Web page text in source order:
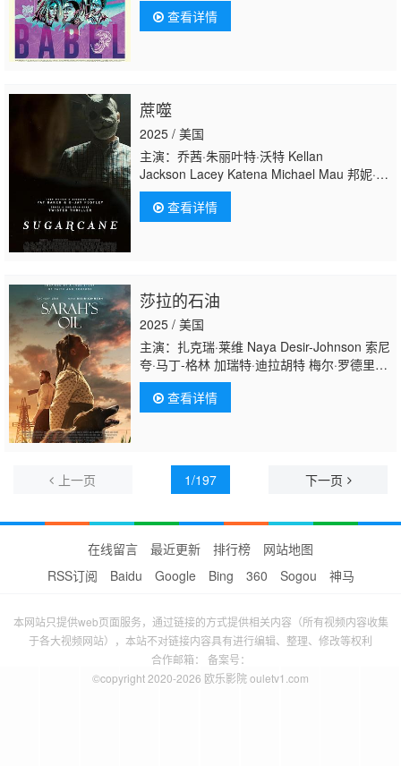
查看详情
蔗噬
2025 / 美国
主演：乔茜·朱丽叶特·沃特 Kellan
Jackson Lacey Katena Michael Mau 邦妮·布
鲁尔 Zach Ball Ashley Nicole Blake Haley
Johnson 妮可·凯茨 Cullen Lovelock Kevin J.
Stone Clarence Garner 贝内特·韦尔奇 Will
查看详情
莎拉的石油
2025 / 美国
主演：扎克瑞·莱维 Naya Desir-Johnson 索尼
夸·马丁-格林 加瑞特·迪拉胡特 梅尔·罗德里格
斯 布里吉特·瑞根 斯特里奥·萨万
特 Marco Fuller 汤姆·欧默 玛利亚·米切
尔 Ryan O'Quinn 罗伯特·古德曼 乔纳森·利普
查看详情
上一页 1/197 下一页
在线留言 最近更新 排行榜
网站地图
RSS订阅
Baidu Google Bing 360 Sogou 神马
本网站只提供web页面服务，通过链接的方式提供相关内容（所有视频内容收集
于各大视频网站），本站不对链接内容具有进行编辑、整理、修改等权利
合作邮箱： 备案号：
©copyright 2020-2026 欧乐影院 ouletv1.com